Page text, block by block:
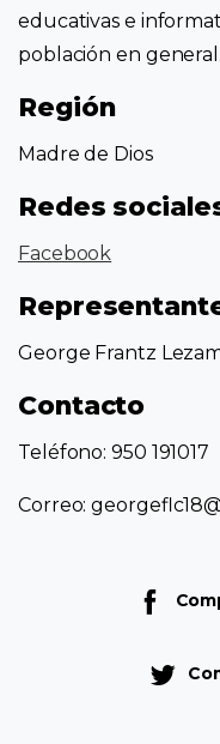
educativas e
población en general.
Región
Madre de Dios
Redes
Facebook
George Frantz
Contacto
Teléfono: 950 191017
Correo: